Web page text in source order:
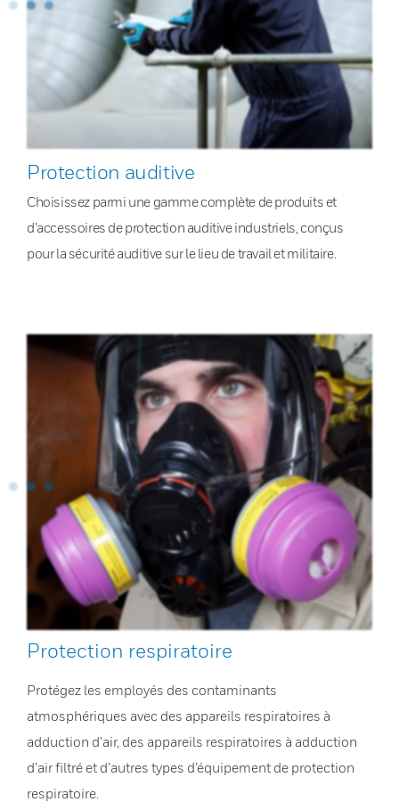
Protection auditive
Choisissez parmi une gamme complète de produits et
d’accessoires de protection auditive industriels, conçus
pour la sécurité auditive sur le lieu de travail et militaire.
Protection respiratoire
Protégez les employés des contaminants
atmosphériques avec des appareils respiratoires à
adduction d’air, des appareils respiratoires à adduction
d’air filtré et d’autres types d’équipement de protection
respiratoire.